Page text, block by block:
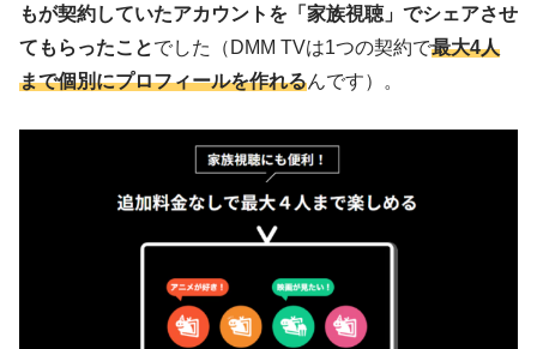
もが契約していたアカウントを「家族視聴」でシェアさせ
てもらったことでした（DMM TVは1つの契約で最大4人
まで個別にプロフィールを作れるんです）。